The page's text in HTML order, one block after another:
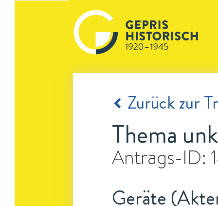
Zurück zur
Thema
Antrags-ID:
Geräte